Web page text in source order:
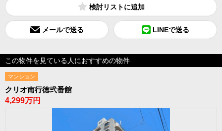
検討リスト
メールで送る LINEで送る
この物件を見ている人におすすめの物件
マンション
クリオ南行徳弐番館
4,299万円